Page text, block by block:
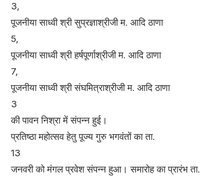
3,
पूजनीया साध्वी श्री सुप्रज्ञाश्रीजी म. आदि ठाणा
5,
पूजनीया साध्वी श्री हर्षपूर्णाश्रीजी म. आदि ठाणा
7,
पूजनीया साध्वी श्री संघमित्राश्रीजी म. आदि ठाणा
3
की पावन निश्रा में संपन्न हुई।
प्रतिष्ठा महोत्सव हेतु पूज्य गुरु भगवंतों का ता.
13
जनवरी को मंगल प्रवेश संपन्न हुआ। समारोह का प्रारंभ ता.